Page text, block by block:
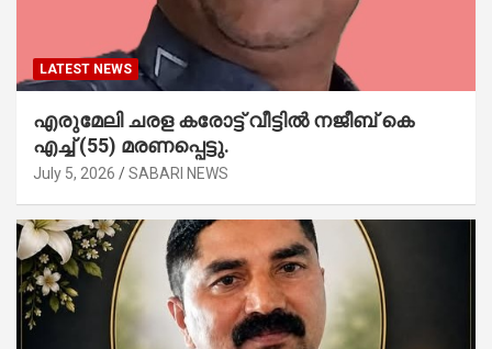
LATEST NEWS
എരുമേലി ചരള കരോട്ട് വീട്ടിൽ നജീബ് കെ
എച്ച് (55) മരണപ്പെട്ടു.
July 5, 2026 SABARI NEWS